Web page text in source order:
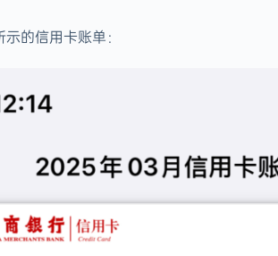
的信用卡账单：